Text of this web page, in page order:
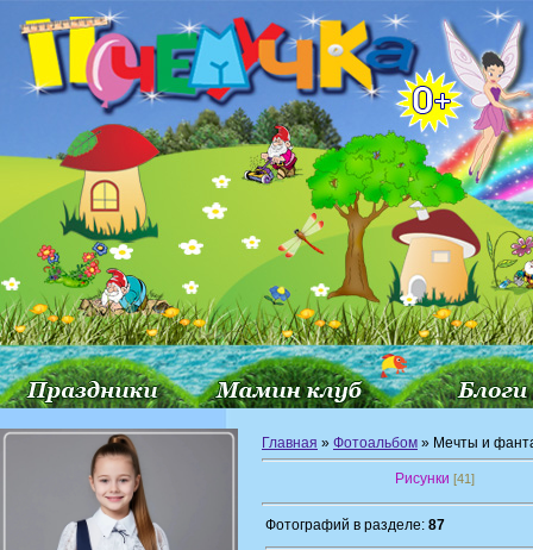
Главная » Фотоальбом » Мечты и
Рисунки [41]
Фотографий в разделе: 87